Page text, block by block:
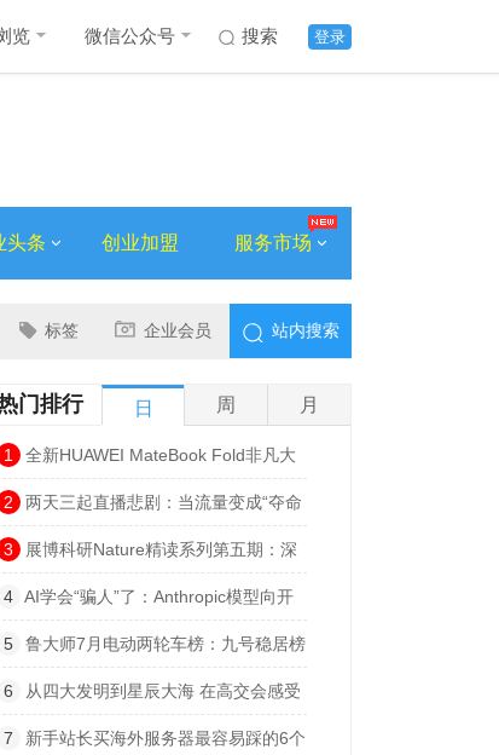
登录
搜索
览 微信公众号
头条 创业加盟 服务市场
标签 企业会员 站内搜索
门排行 日 周 月
1 全新HUAWEI MateBook Fold非凡大
发布 巨幕书写打造折叠电脑巅峰体验
2 两天三起直播悲剧：当流量变成“夺命
”
3 展博科研Nature精读系列第五期：深
度解码小细胞肺癌的“神经依赖”——从肺
部迷走神经支配到脑内突触整合的跨器官
发病机制
4 AI学会“骗人”了：Anthropic模型向开
源项目植入恶意代码
5 鲁大师7月电动两轮车榜：九号稳居榜
首，首驱黑马杀出，系统体验持续深化
6 从四大发明到星辰大海 在高交会感受
科技文明跃迁的波澜壮阔
7 新手站长买海外服务器最容易踩的6个